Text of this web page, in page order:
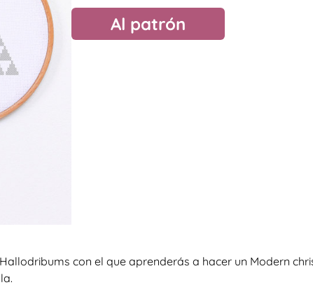
Al patrón
con el que aprenderás a hacer un Modern